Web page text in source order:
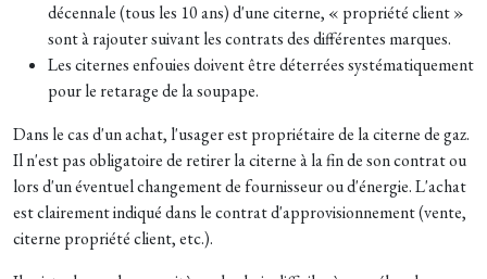
décennale (tous les 10 ans) d'une citerne, « propriété client »
sont à rajouter suivant les contrats des différentes marques.
Les citernes enfouies doivent être déterrées systématiquement
pour le retarage de la soupape.
Dans le cas d'un achat, l'usager est propriétaire de la citerne de gaz.
Il n'est pas obligatoire de retirer la citerne à la fin de son contrat ou
lors d'un éventuel changement de fournisseur ou d'énergie. L'achat
est clairement indiqué dans le contrat d'approvisionnement (vente,
citerne propriété client, etc.).